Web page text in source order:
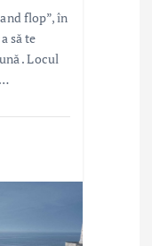
flop”, în
să te
. Locul